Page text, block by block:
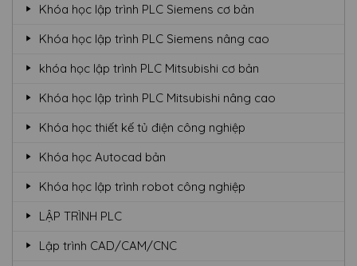
Khóa học lập trình PLC Siemens cơ bản
Khóa học lập trình PLC Siemens nâng cao
khóa học lập trình PLC Mitsubishi cơ bản
Khóa học lập trình PLC Mitsubishi nâng cao
Khóa học thiết kế tủ điện công nghiệp
Khóa học Autocad bản
Khóa học lập trình robot công nghiệp
LẬP TRÌNH PLC
Lập trình CAD/CAM/CNC